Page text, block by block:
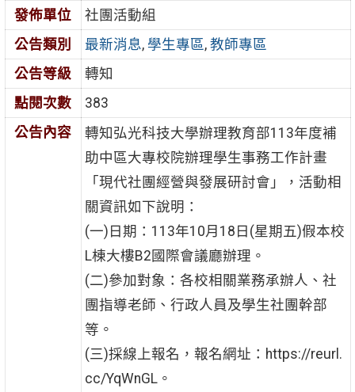
發佈單位
社團活動組
公告類別
最新消息, 學生專區, 教師專區
公告等級
轉知
點閱次數
383
公告內容
轉知弘光科技大學辦理教育部113年度補
助中區大專校院辦理學生事務工作計畫
「現代社團經營與發展研討會」，活動相
關資訊如下說明：
(一)日期：113年10月18日(星期五)假本校
L棟大樓B2國際會議廳辦理。
(二)參加對象：各校相關業務承辦人、社
團指導老師、行政人員及學生社團幹部
等。
(三)採線上報名，報名網址：https://reurl.
cc/YqWnGL。